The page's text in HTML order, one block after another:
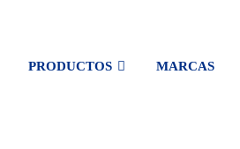
PRODUCTOS MARCAS